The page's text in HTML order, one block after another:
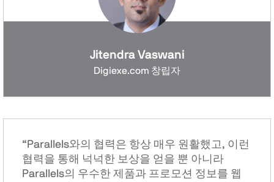
Jitendra Vaswani
Digiexe.com 창립자
“Parallels와의 협력은 항상 매우 원활했고, 이런
협력을 통해 넉넉한 보상을 얻을 뿐 아니라
Parallels의 우수한 제품과 프로모션 정보를 웹